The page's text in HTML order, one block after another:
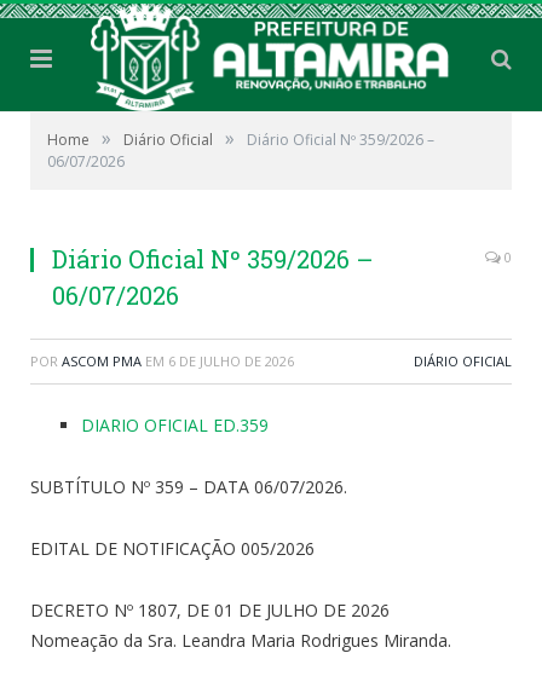
Home » Diário Oficial »
Diário Oficial Nº 359/2026 –
06/07/2026
Diário Oficial Nº 359/2026 –
06/07/2026
0
POR ASCOM PMA EM 6 DE JULHO DE 2026 DIÁRIO OFICIAL
DIARIO OFICIAL ED.359
SUBTÍTULO Nº 359 – DATA 06/07/2026.
EDITAL DE NOTIFICAÇÃO 005/2026
DECRETO Nº 1807, DE 01 DE JULHO DE 2026
Nomeação da Sra. Leandra Maria Rodrigues Miranda.